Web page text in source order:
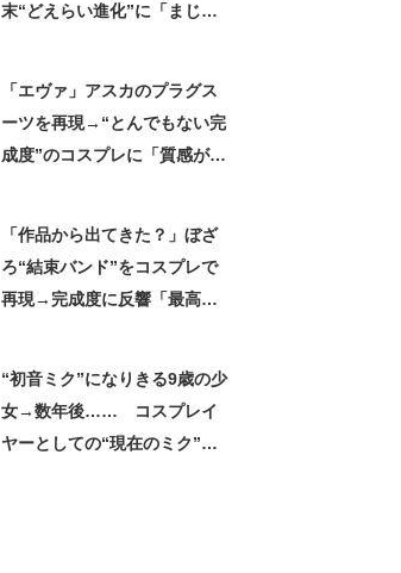
末“どえらい進化”に「まじか
「エヴァ」アスカのプラグス
ーツを再現→“とんでもない完
成度”のコスプレに「質感が本
「作品から出てきた？」ぼざ
ろ“結束バンド”をコスプレで
再現→完成度に反響「最高に
“初音ミク”になりきる9歳の少
女→数年後…… コスプレイ
ヤーとしての“現在のミク”に